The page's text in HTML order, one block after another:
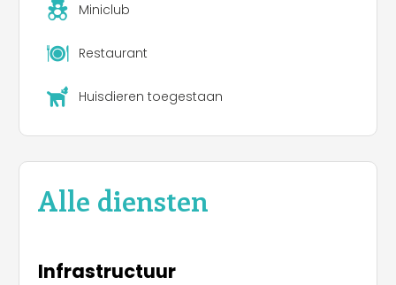
Miniclub
Restaurant
Huisdieren toegestaan
Alle diensten
Infrastructuur